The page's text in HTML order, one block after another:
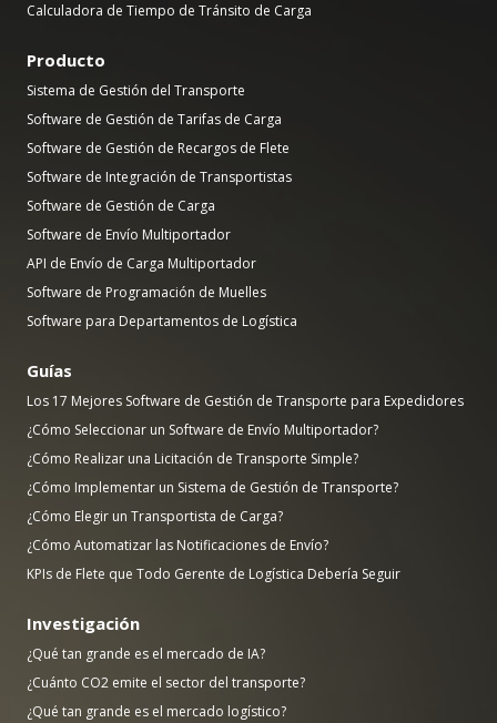
Calculadora de Tiempo de Tránsito de Carga
Producto
Sistema de Gestión del Transporte
Software de Gestión de Tarifas de Carga
Software de Gestión de Recargos de Flete
Software de Integración de Transportistas
Software de Gestión de Carga
Software de Envío Multiportador
API de Envío de Carga Multiportador
Software de Programación de Muelles
Software para Departamentos de Logística
Guías
Los 17 Mejores Software de Gestión de Transporte para Expedidores
¿Cómo Seleccionar un Software de Envío Multiportador?
¿Cómo Realizar una Licitación de Transporte Simple?
¿Cómo Implementar un Sistema de Gestión de Transporte?
¿Cómo Elegir un Transportista de Carga?
¿Cómo Automatizar las Notificaciones de Envío?
KPIs de Flete que Todo Gerente de Logística Debería Seguir
Investigación
¿Qué tan grande es el mercado de IA?
¿Cuánto CO2 emite el sector del transporte?
¿Qué tan grande es el mercado logístico?